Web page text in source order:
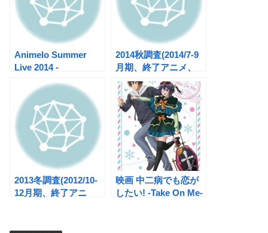
Animelo Summer
Live 2014 -
2014秋調査(2014/7-9
月期、終了アニメ、
50+4作品)
2013冬調査(2012/10-
12月期、終了アニ
映画 中二病でも恋が
したい! -Take On Me-